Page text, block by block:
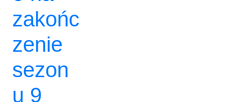
zakońc
zenie
sezon
u 9